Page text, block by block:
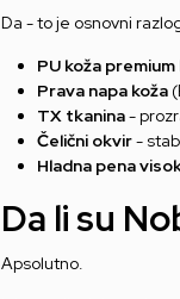
Da - to je osnovni
PU koža premium
Prava napa koža
TX tkanina-
Čelični okvir-
Hladna pena
Da li su
Apsolutno.